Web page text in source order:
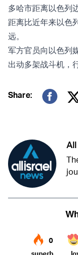
多哈市距离以色列
距离比近年来以色
远。
军方官员向以色列
出动多架战斗机，
Share: